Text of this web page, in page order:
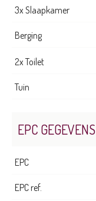
3x Slaapkamer
Berging
2x Toilet
Tuin
EPC GEGEVENS
EPC
EPC ref.